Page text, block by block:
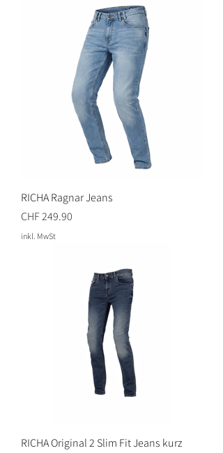
RICHA Ragnar Jeans
Preis
CHF 249.90
inkl. MwSt
RICHA Original 2 Slim Fit Jeans kurz